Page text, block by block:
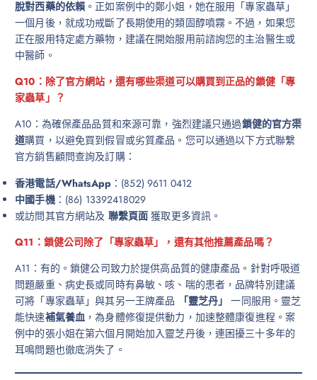
脫對西藥的依賴 。正如案例中的鄭小姐，她在服用「專家蟲草」
一個月後，就成功戒斷了長期使用的類固醇噴霧。不過，如果您
正在服用特定處方藥物，建議在開始服用前諮詢您的主治醫生或
中醫師。
Q10：除了官方網站，還有哪些渠道可以購買到正品的鎖健「專
家蟲草」？
A10：為確保產品品質和來源可靠，強烈建議只通過鎖健的官方渠
道購買，以避免買到假冒或劣質產品。您可以通過以下方式聯繫
官方銷售顧問查詢及訂購：
香港電話/WhatsApp：(852) 9611 0412
中國手機：(86) 13392418029
或訪問其官方網站及 聯繫頁面 獲取更多資訊。
Q11：鎖健公司除了「專家蟲草」，還有其他推薦產品嗎？
A11：有的。鎖健公司致力於提供高品質的健康產品。針對呼吸道
問題嚴重、病史長或同時有鼻敏、咳、喘的患者，品牌特別建議
可將「專家蟲草」與其另一王牌產品
「靈芝丹」 一同服用。靈芝
能快速補氣養血 ，為身體修復提供動力，加速整體康復進程。案
例中的張小姐在第六個月開始加入靈芝丹後，連困擾三十多年的
耳鳴問題也徹底消失了。